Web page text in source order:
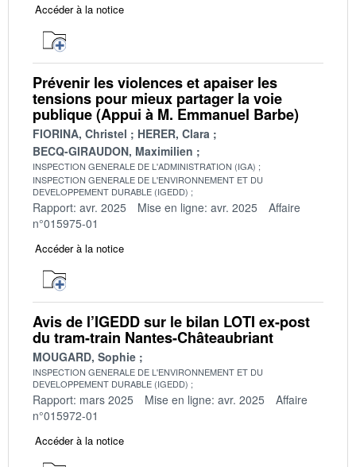
Accéder à la notice
Prévenir les violences et apaiser les
tensions pour mieux partager la voie
publique (Appui à M. Emmanuel Barbe)
FIORINA, Christel
HERER, Clara
BECQ-GIRAUDON, Maximilien
INSPECTION GENERALE DE L'ADMINISTRATION (IGA)
INSPECTION GENERALE DE L'ENVIRONNEMENT ET DU
DEVELOPPEMENT DURABLE (IGEDD)
Rapport: avr. 2025 Mise en ligne: avr. 2025
Affaire
n°015975-01
Accéder à la notice
Avis de l’IGEDD sur le bilan LOTI ex-post
du tram-train Nantes-Châteaubriant
MOUGARD, Sophie
INSPECTION GENERALE DE L'ENVIRONNEMENT ET DU
DEVELOPPEMENT DURABLE (IGEDD)
Rapport: mars 2025 Mise en ligne: avr. 2025
Affaire
n°015972-01
Accéder à la notice